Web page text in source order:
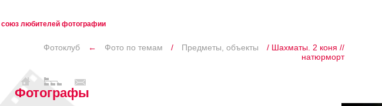
союз любителей фотографии
Фотоклуб ← Фото по темам / Предметы, объекты
/ Шахматы. 2 коня //
натюрморт
Фотографы